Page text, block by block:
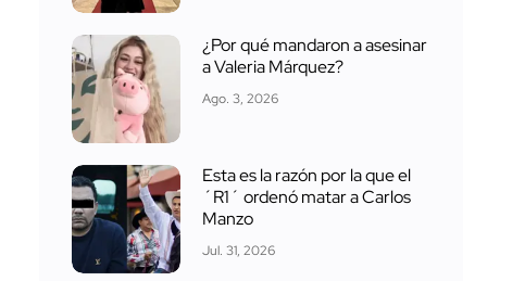
¿Por qué mandaron a asesinar
a Valeria Márquez?
Ago. 3, 2026
Esta es la razón por la que el
´R1´ ordenó matar a Carlos
Manzo
Jul. 31, 2026